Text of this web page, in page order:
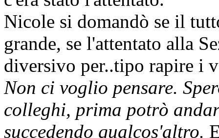
Nicole si domandò se il
grande, se l'attentato alla
diversivo per..tipo rapire i
Non ci voglio pensare.
colleghi, prima potrò
succedendo qualcos'altro.